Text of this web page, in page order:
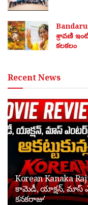
శ్రావణి
కలకలం
Recent News
Korean Kanaka
కామెడీ, యాక్షన్, మాస్
కనకరాజు’